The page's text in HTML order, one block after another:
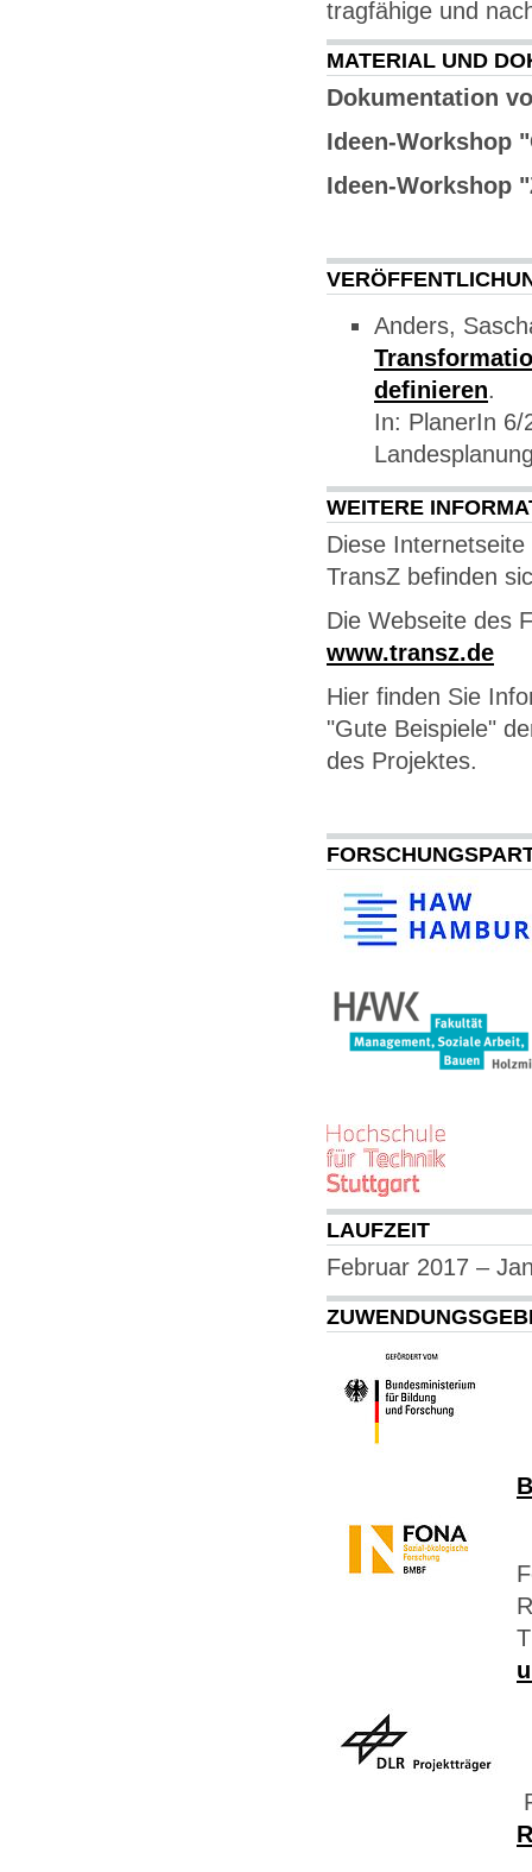
tragfähige und
MATERIAL UND
Dokumentation
Ideen-Workshop
Ideen-Workshop
Anders,
definieren.
In: PlanerIn 6/
WEITERE
Diese
TransZ befinden
Die Webseite des
www.transz.de
Hier finden Sie
"Gute Beispiele"
des Projektes.
LAUFZEIT
Februar 2017 –